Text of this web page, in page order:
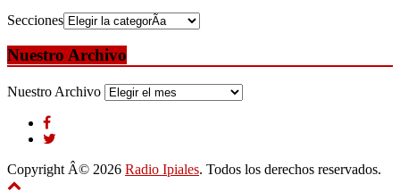
Secciones
Nuestro Archivo
Nuestro Archivo
Copyright Â© 2026 Radio Ipiales. Todos los derechos reservados.